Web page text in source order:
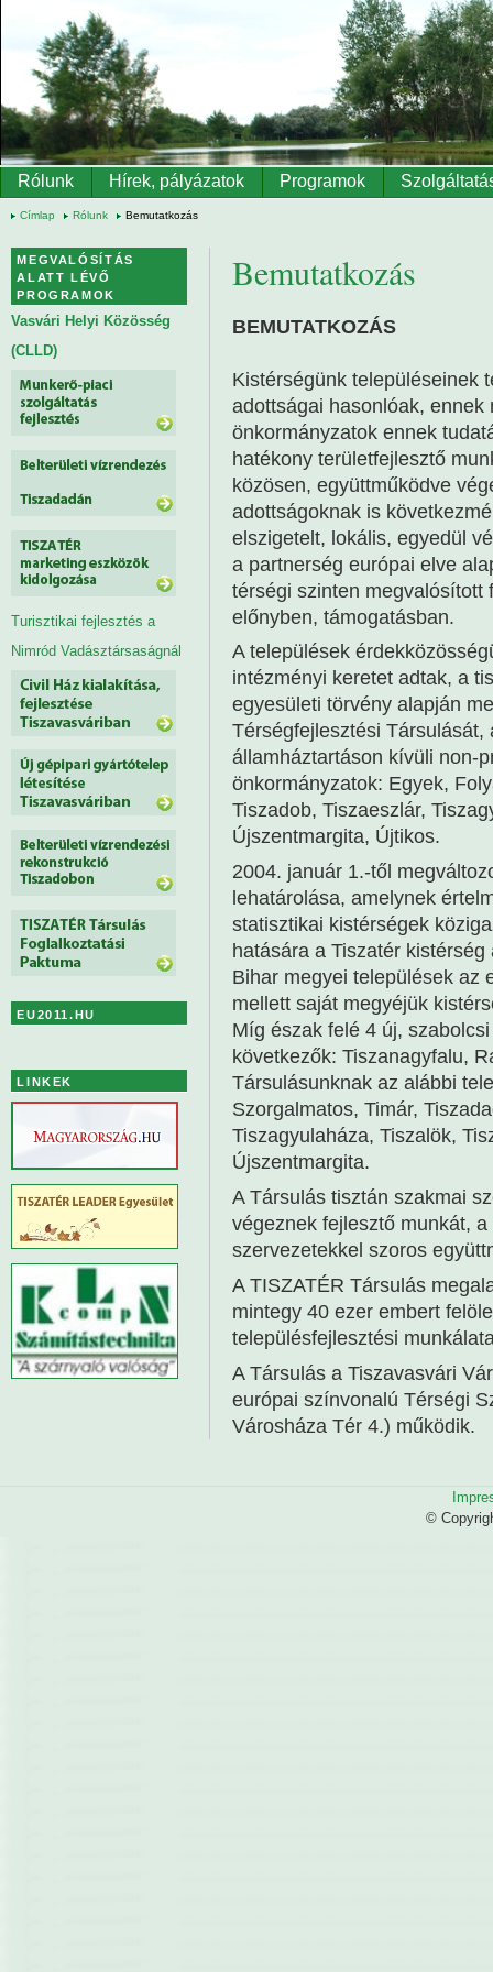
Ugrás a tartalomra
Rólunk Hírek, pályázatok Programok
Címlap Rólunk Bemutatkozás
Bemutatkozás
BEMUTATKOZÁS
Kistérségünk településeinek
adottságai hasonlóak,
önkormányzatok ennek
hatékony területfejlesztő
közösen, együttműködve
adottságoknak is
elszigetelt, lokális, egyedül
a partnerség európai elve
térségi szinten megvalósított
előnyben, támogatásban.
A települések
intézményi keretet adtak, a
egyesületi törvény alapján
Térségfejlesztési
államháztartáson kívüli non-
önkormányzatok: Egyek,
Tiszadob, Tiszaeszlár,
Újszentmargita, Újtikos.
2004. január 1.-től
lehatárolása, amelynek
statisztikai kistérségek
hatására a Tiszatér
Bihar megyei települések az
mellett saját megyéjük
Míg észak felé 4 új,
következők: Tiszanagyfalu,
Társulásunknak az alábbi
Szorgalmatos, Timár,
Tiszagyulaháza, Tiszalök,
Újszentmargita.
A Társulás tisztán szakmai
végeznek fejlesztő munkát,
szervezetekkel szoros
A TISZATÉR Társulás
mintegy 40 ezer embert
településfejlesztési
A Társulás a Tiszavasvári
európai színvonalú Térségi
Városháza Tér 4.) működik.
MEGVALÓSÍTÁS
ALATT LÉVŐ
PROGRAMOK
Vasvári Helyi Közösség
(CLLD)
Turisztikai fejlesztés a
Nimród Vadásztársaságnál
EU2011.HU
LINKEK
©